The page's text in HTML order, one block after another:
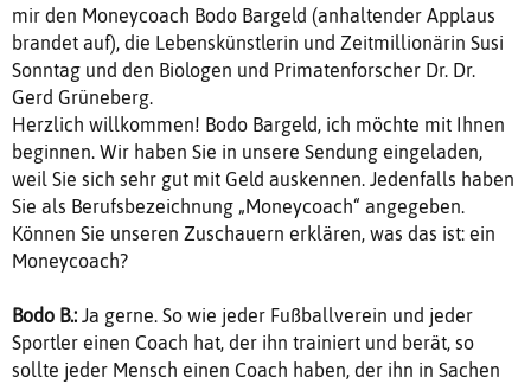
mir den Moneycoach Bodo Bargeld (anhaltender Applaus
brandet auf), die Lebenskünstlerin und Zeitmillionärin Susi
Sonntag und den Biologen und Primatenforscher Dr. Dr.
Gerd Grüneberg.
Herzlich willkommen! Bodo Bargeld, ich möchte mit Ihnen
beginnen. Wir haben Sie in unsere Sendung eingeladen,
weil Sie sich sehr gut mit Geld auskennen. Jedenfalls haben
Sie als Berufsbezeichnung „Moneycoach“ angegeben.
Können Sie unseren Zuschauern erklären, was das ist: ein
Moneycoach?
Bodo B.: Ja gerne. So wie jeder Fußballverein und jeder
Sportler einen Coach hat, der ihn trainiert und berät, so
sollte jeder Mensch einen Coach haben, der ihn in Sachen